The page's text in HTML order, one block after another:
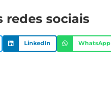
redes sociais
LinkedIn WhatsApp